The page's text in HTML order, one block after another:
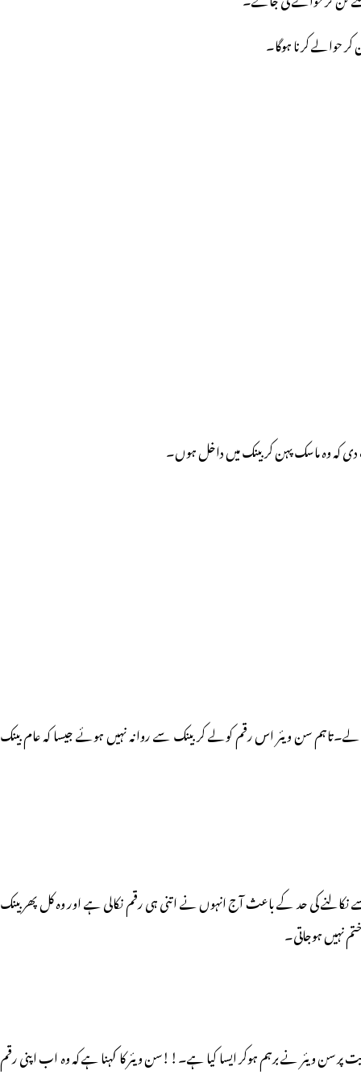
حوالے کرنا ہوگا۔
دی کہ وہ ماسک پہن کر بینک میں داخل ہوں۔
اپنے کھاتے سے پانچ ملین یووان(ہندوستانی کرنسی میں یہ رقم زائد از 6 کروڑ روپئے ہوتی ہے) نکالے۔تاہم سن ویئر اس رقم کولے کر بینک سے روانہ نہیں ہوئے جیسا کہ عام بینک
کی حد کے باعث آج انہوں نے اتنی ہی رقم نکالی ہے اور وہ کل پھر بینک
نہیں ہوجاتی۔
پر سن ویئر نے برہم ہوکر ایسا کیا ہے۔!!سن ویئر کا کہنا ہے کہ وہ اب اپنی رقم